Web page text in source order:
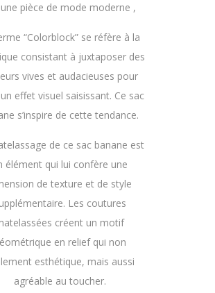
pièce de mode moderne ,
“Colorblock” se réfère à la
consistant à juxtaposer des
vives et audacieuses pour
effet visuel saisissant. Ce sac
s’inspire de cette tendance.
de ce sac banane est
élément qui lui confère une
de texture et de style
Les coutures
créent un motif
en relief qui non
esthétique, mais aussi
agréable au toucher.